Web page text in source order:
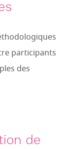
participants
des
de